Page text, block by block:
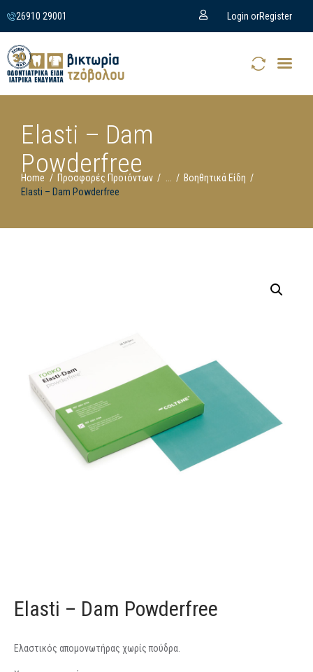
26910 29001 Login orRegister
Elasti – Dam
Powderfree
Home Προσφορές Προϊόντων ...
Βοηθητικά Είδη
Elasti – Dam Powderfree
Elasti – Dam Powderfree
Ελαστικός απομονωτήρας χωρίς πούδρα.